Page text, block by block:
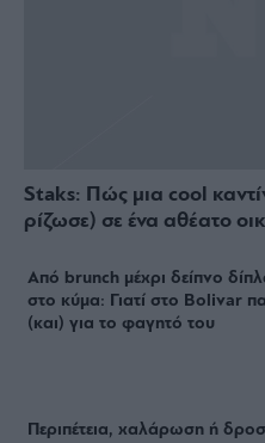
Staks: Πώς μια cool
ρίζωσε) σε ένα αθέατο
Από brunch μέχρι δείπνο
στο κύμα: Γιατί στο Bolivar
(και) για το φαγητό του
Περιπέτεια, χαλάρωση ή